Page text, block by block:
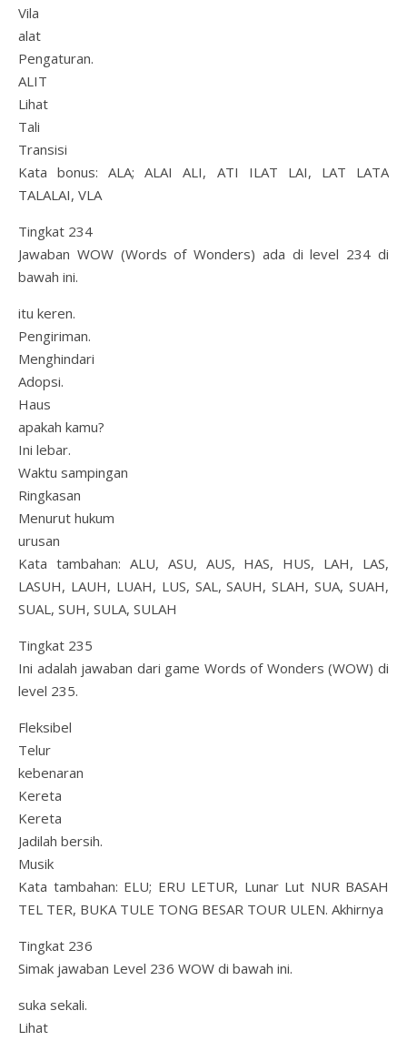
Vila
alat
Pengaturan.
ALIT
Lihat
Tali
Transisi
Kata bonus: ALA; ALAI ALI, ATI ILAT LAI, LAT LATA
TALALAI, VLA
Tingkat 234
Jawaban WOW (Words of Wonders) ada di level 234 di
bawah ini.
itu keren.
Pengiriman.
Menghindari
Adopsi.
Haus
apakah kamu?
Ini lebar.
Waktu sampingan
Ringkasan
Menurut hukum
urusan
Kata tambahan: ALU, ASU, AUS, HAS, HUS, LAH, LAS,
LASUH, LAUH, LUAH, LUS, SAL, SAUH, SLAH, SUA, SUAH,
SUAL, SUH, SULA, SULAH
Tingkat 235
Ini adalah jawaban dari game Words of Wonders (WOW) di
level 235.
Fleksibel
Telur
kebenaran
Kereta
Kereta
Jadilah bersih.
Musik
Kata tambahan: ELU; ERU LETUR, Lunar Lut NUR BASAH
TEL TER, BUKA TULE TONG BESAR TOUR ULEN. Akhirnya
Tingkat 236
Simak jawaban Level 236 WOW di bawah ini.
suka sekali.
Lihat